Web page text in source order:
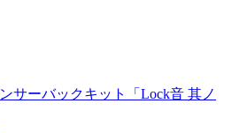
サーバックキット「Lock音 其ノ